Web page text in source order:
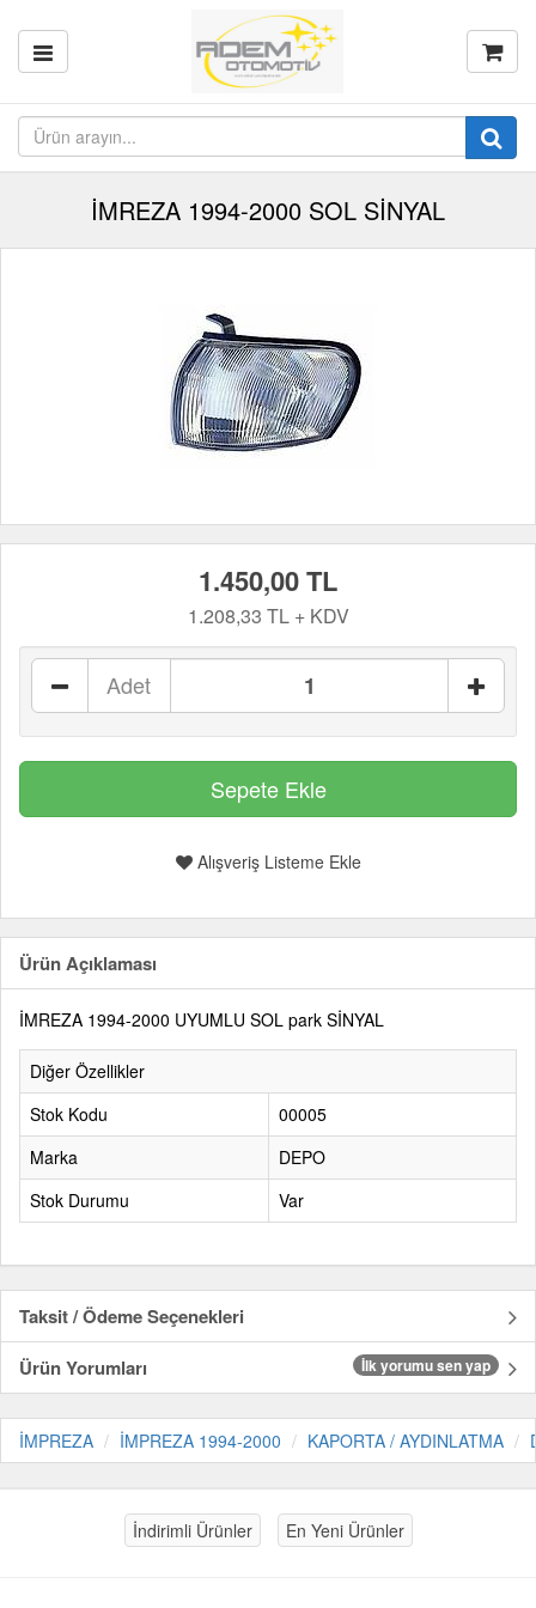
İMREZA 1994-2000 SOL SİNYAL
1.450,00 TL
1.208,33 TL + KDV
Adet
Alışveriş Listeme Ekle
Ürün Açıklaması
İMREZA 1994-2000 UYUMLU SOL park SİNYAL
Diğer Özellikler
Stok Kodu
00005
Marka
DEPO
Stok Durumu
Var
Taksit / Ödeme Seçenekleri
Ürün Yorumları
İlk yorumu sen yap
İMPREZA İMPREZA 1994-2000 KAPORTA / AYDINLATMA
İndirimli Ürünler En Yeni Ürünler